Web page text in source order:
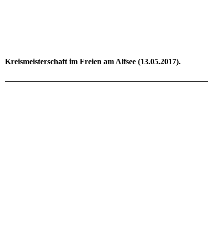
Kreismeisterschaft im Freien am Alfsee (13.05.2017).